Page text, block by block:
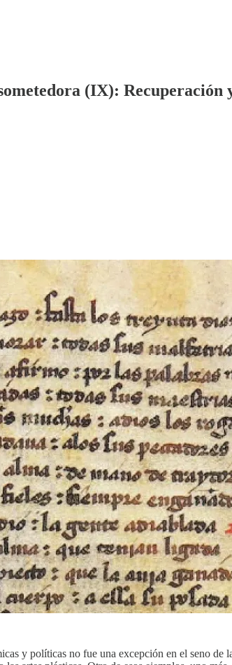
(IX):
y políticas no fue una excepción en el seno